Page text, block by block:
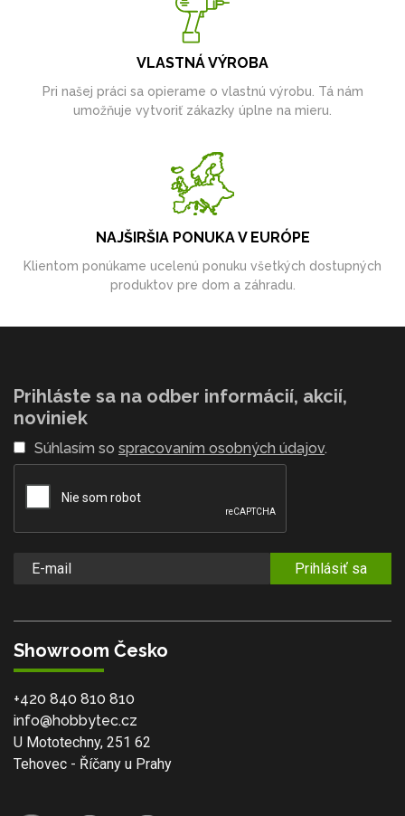
VLASTNÁ VÝROBA
Pri našej práci sa opierame o vlastnú výrobu. Tá nám
umožňuje vytvoriť zákazky úplne na mieru.
NAJŠIRŠIA PONUKA V EURÓPE
Klientom ponúkame ucelenú ponuku všetkých dostupných
produktov pre dom a záhradu.
Prihláste sa na odber informácií, akcií,
noviniek
Súhlasím so spracovaním osobných údajov.
Prihlásiť sa
Showroom Česko
+420 840 810 810
info@hobbytec.cz
U Mototechny, 251 62
Tehovec - Říčany u Prahy